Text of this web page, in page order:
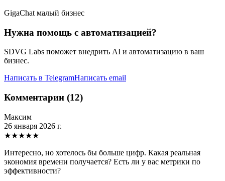
GigaChat малый бизнес
Нужна помощь с автоматизацией?
SDVG Labs поможет внедрить AI и автоматизацию в ваш
бизнес.
Написать в TelegramНаписать email
Комментарии (12)
Максим
26 января 2026 г.
★★★★★
Интересно, но хотелось бы больше цифр. Какая реальная
экономия времени получается? Есть ли у вас метрики по
эффективности?